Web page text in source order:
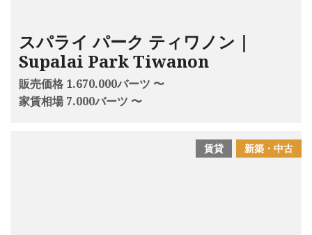
スパライ パーク ティワノン｜
Supalai Park Tiwanon
販売価格 1.670.000バーツ 〜
家賃相場 7.000バーツ 〜
新築・中古
賃貸